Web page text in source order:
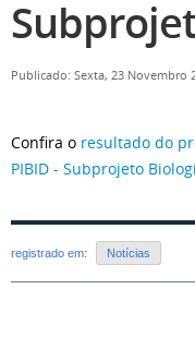
Publicado: Sexta, 23 Novembro
Confira o resultado do
PIBID - Subprojeto
registrado em: Notícias